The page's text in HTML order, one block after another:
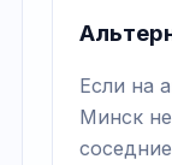
Если на
Минск